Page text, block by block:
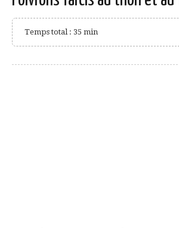
Temps total : 35 min